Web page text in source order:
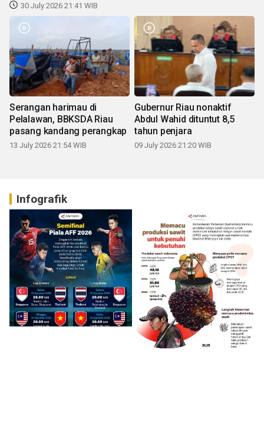
30 July 2026 21:41 WIB
Serangan harimau di
Pelalawan, BBKSDA Riau
pasang kandang perangkap
13 July 2026 21:54 WIB
Gubernur Riau nonaktif
Abdul Wahid dituntut 8,5
tahun penjara
09 July 2026 21:20 WIB
Infografik